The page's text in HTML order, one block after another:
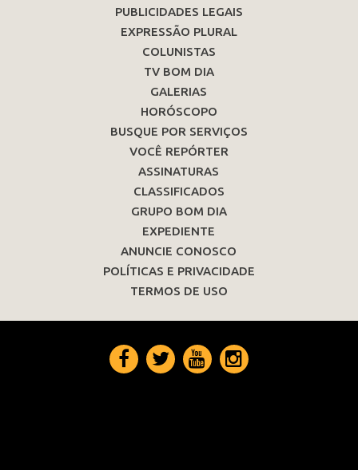
PUBLICIDADES LEGAIS
EXPRESSÃO PLURAL
COLUNISTAS
TV BOM DIA
GALERIAS
HORÓSCOPO
BUSQUE POR SERVIÇOS
VOCÊ REPÓRTER
ASSINATURAS
CLASSIFICADOS
GRUPO BOM DIA
EXPEDIENTE
ANUNCIE CONOSCO
POLÍTICAS E PRIVACIDADE
TERMOS DE USO